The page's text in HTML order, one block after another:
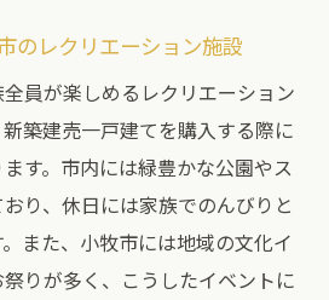
のレクリエーション施設
員が楽しめるレクリエーション
築建売一戸建てを購入する際に
す。市内には緑豊かな公園やス
り、休日には家族でのんびりと
また、小牧市には地域の文化イ
りが多く、こうしたイベントに